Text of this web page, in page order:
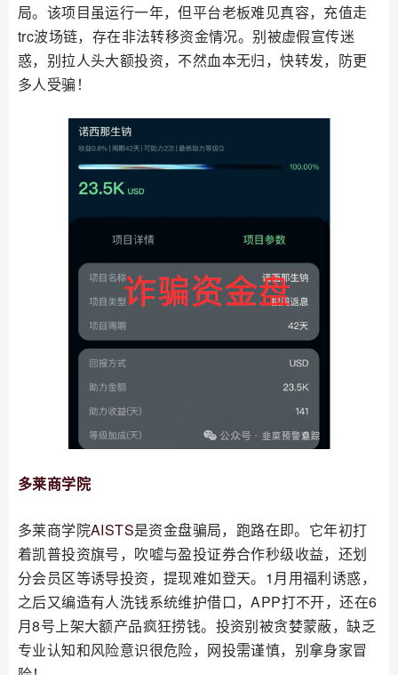
局。该项目虽运行一年，但平台老板难见真容，充值走
trc波场链，存在非法转移资金情况。别被虚假宣传迷
惑，别拉人头大额投资，不然血本无归，快转发，防更
多人受骗！
多莱商学院
多莱商学院AISTS是资金盘骗局，跑路在即。它年初打
着凯普投资旗号，吹嘘与盈投证券合作秒级收益，还划
分会员区等诱导投资，提现难如登天。1月用福利诱惑，
之后又编造有人洗钱系统维护借口，APP打不开，还在6
月8号上架大额产品疯狂捞钱。投资别被贪婪蒙蔽，缺乏
专业认知和风险意识很危险，网投需谨慎，别拿身家冒